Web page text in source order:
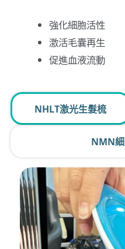
強化細胞活性
激活毛囊再生
促進血液流動
NHLT激光生髮梳
NMN